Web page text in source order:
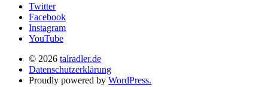
Twitter
Facebook
Instagram
YouTube
© 2026 talradler.de
Datenschutzerklärung
Proudly powered by WordPress.